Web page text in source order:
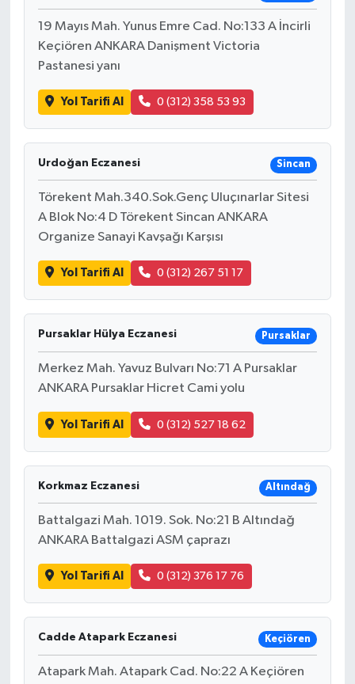
19 Mayıs Mah. Yunus Emre Cad. No:133 A İncirli
Keçiören ANKARA Danişment Victoria
Pastanesi yanı
Yol Tarifi Al 0 (312) 358 53 93
Urdoğan Eczanesi Sincan
Törekent Mah.340.Sok.Genç Uluçınarlar Sitesi
A Blok No:4 D Törekent Sincan ANKARA
Organize Sanayi Kavşağı Karşısı
Yol Tarifi Al 0 (312) 267 51 17
Pursaklar Hülya Eczanesi Pursaklar
Merkez Mah. Yavuz Bulvarı No:71 A Pursaklar
ANKARA Pursaklar Hicret Cami yolu
Yol Tarifi Al 0 (312) 527 18 62
Korkmaz Eczanesi Altındağ
Battalgazi Mah. 1019. Sok. No:21 B Altındağ
ANKARA Battalgazi ASM çaprazı
Yol Tarifi Al 0 (312) 376 17 76
Cadde Atapark Eczanesi Keçiören
Atapark Mah. Atapark Cad. No:22 A Keçiören